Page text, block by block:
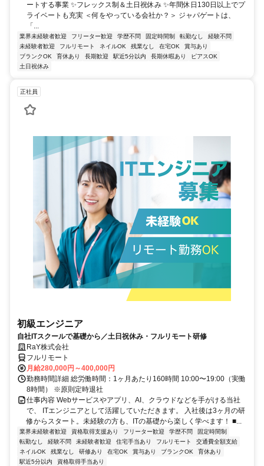
ートする事業 ✨フレックス制＆土日祝休み ✨年間休日130日以上でプ
ライベートも充実 ＜何をやっている会社か？＞ ジャパゲートは、
「...
業界未経験者歓迎 フリーター歓迎 学歴不問 固定時間制 転勤なし
経験不問
未経験者歓迎
フルリモート ネイルOK 残業なし 在宅OK
賞与あり
ブランクOK
育休あり 長期歓迎 駅近5分以内 長期休暇あり
ピアスOK
土日祝休み
正社員
初級エンジニア
自社ITスクールで基礎から／土日祝休み・フルリモート研修
RaY株式会社
フルリモート
月給280,000円～400,000円
勤務時間詳細 総労働時間：1ヶ月あたり160時間 10:00〜19:00（実働
8時間） ※原則定時退社
仕事内容 Webサービスやアプリ、AI、クラウドなどを手がける当社
で、 ITエンジニアとして活躍していただきます。 入社後は3ヶ月の研
修からスタート。未経験の方も、ITの基礎から楽しく学べます！ ■...
業界未経験者歓迎 資格取得支援あり フリーター歓迎 学歴不問
固定時間制
転勤なし
経験不問 未経験者歓迎 住宅手当あり フルリモート
交通費全額支給
ネイルOK
残業なし 研修あり 在宅OK 賞与あり ブランクOK
育休あり
駅近5分以内
資格取得手当あり